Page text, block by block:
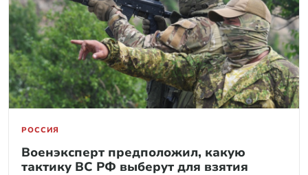
РОССИЯ
Военэксперт предположил, какую
тактику ВС РФ выберут для взятия